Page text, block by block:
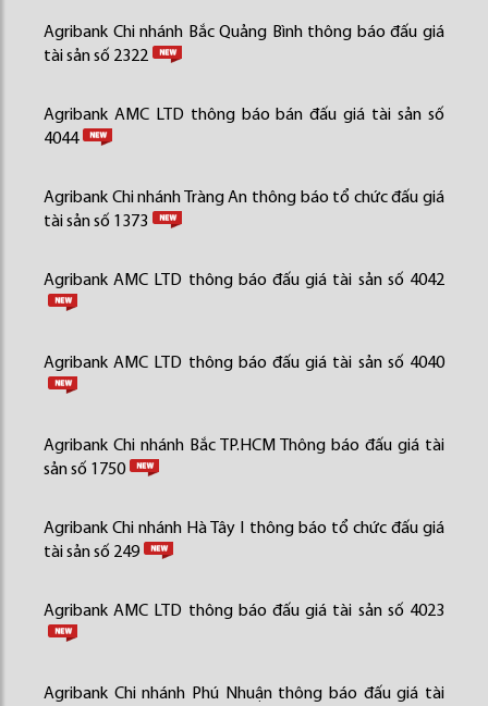
Agribank Chi nhánh Bắc Quảng Bình thông báo đấu giá
tài sản số 2322
Agribank AMC LTD thông báo bán đấu giá tài sản số
4044
Agribank Chi nhánh Tràng An thông báo tổ chức đấu giá
tài sản số 1373
Agribank AMC LTD thông báo đấu giá tài sản số 4042
Agribank AMC LTD thông báo đấu giá tài sản số 4040
Agribank Chi nhánh Bắc TP.HCM Thông báo đấu giá tài
sản số 1750
Agribank Chi nhánh Hà Tây I thông báo tổ chức đấu giá
tài sản số 249
Agribank AMC LTD thông báo đấu giá tài sản số 4023
Agribank Chi nhánh Phú Nhuận thông báo đấu giá tài